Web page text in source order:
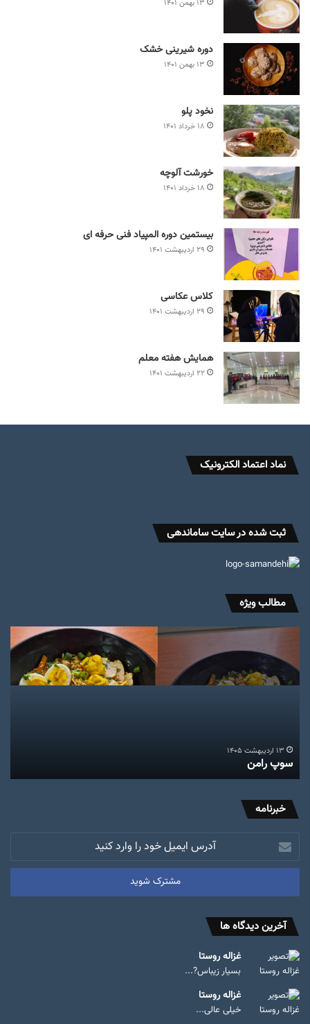
۱۳ بهمن ۱۴۰۱
دوره شیرینی خشک
۱۳ بهمن ۱۴۰۱
نخود پلو
۱۸ خرداد ۱۴۰۱
خورشت آلوچه
۱۸ خرداد ۱۴۰۱
بیستمین دوره المپیاد فنی حرفه ای
۲۹ اردیبهشت ۱۴۰۱
کلاس عکاسی
۲۹ اردیبهشت ۱۴۰۱
همایش هفته معلم
۲۲ اردیبهشت ۱۴۰۱
نماد اعتماد الکترونیک
ثبت شده در سایت ساماندهی
مطالب ویژه
۱۳ اردیبهشت ۱۴۰۵
سوپ رامن
نام
خبرنامه
آدرس
ایمیل
خود
وارد
آخرین دیدگاه ها
غزاله روستا
بسیار زیباس?...
غزاله روستا
خیلی عالی...